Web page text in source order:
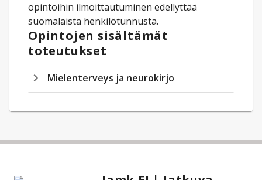
opintoihin ilmoittautuminen edellyttää
suomalaista henkilötunnusta.
Opintojen sisältämät
toteutukset
Mielenterveys ja neurokirjo